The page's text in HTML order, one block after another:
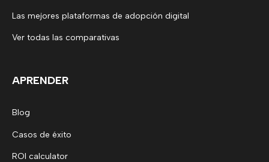
Las mejores plataformas de adopción digital
Ver todas las comparativas
APRENDER
Blog
Casos de éxito
ROI calculator